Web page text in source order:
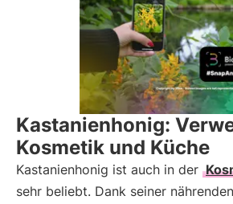
Kastanienhonig:
Kosmetik und Küche
Kastanienhonig ist auch in der
sehr beliebt. Dank seiner